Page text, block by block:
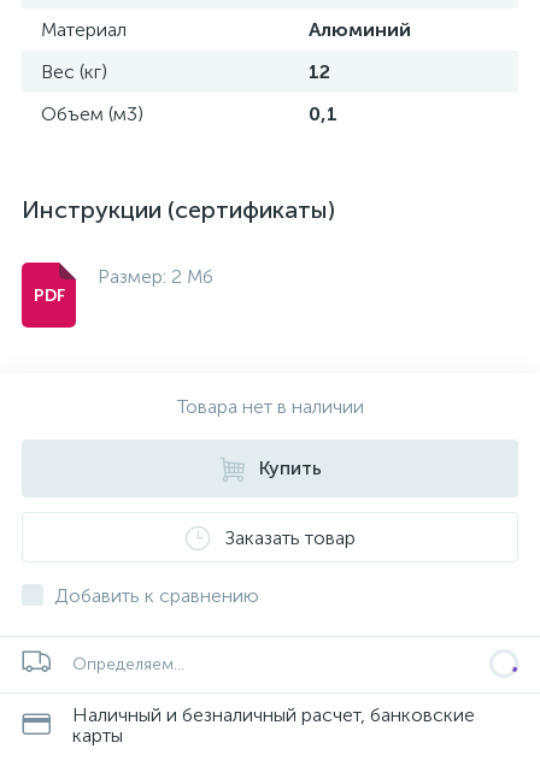
Материал
Алюминий
Вес (кг)
12
Объем (м3)
0,1
Инструкции (сертификаты)
Размер: 2 Мб
Товара нет в наличии
Купить
Заказать товар
Добавить к сравнению
Определяем...
Наличный и безналичный расчет, банковские
карты